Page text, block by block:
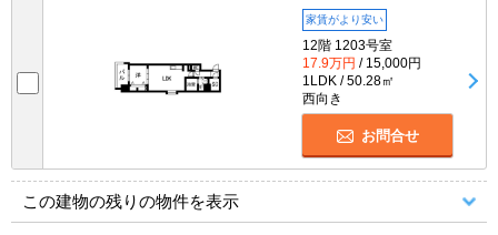
家賃がより安い
12階 1203号室
17.9万円 / 15,000円
1LDK / 50.28㎡
西向き
お問合せ
この建物の残りの物件を表示